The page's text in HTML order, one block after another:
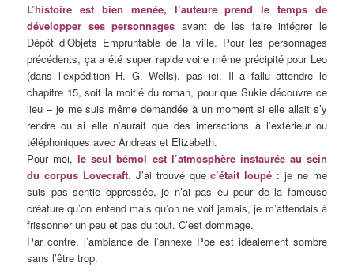
L’histoire est bien menée, l’auteure prend le temps de
développer ses personnages avant de les faire intégrer le
Dépôt d’Objets Empruntable de la ville. Pour les personnages
précédents, ça a été super rapide voire même précipité pour Leo
(dans l’expédition H. G. Wells), pas ici. Il a fallu attendre le
chapitre 15, soit la moitié du roman, pour que Sukie découvre ce
lieu – je me suis même demandée à un moment si elle allait s’y
rendre ou si elle n’aurait que des interactions à l’extérieur ou
téléphoniques avec Andreas et Elizabeth.
Pour moi,le seul bémol est l’atmosphère instaurée au sein
du corpus Lovecraft. J’ai trouvé quec’était loupé : je ne me
suis pas sentie oppressée, je n’ai pas eu peur de la fameuse
créature qu’on entend mais qu’on ne voit jamais, je m’attendais à
frissonner un peu et pas du tout. C’est dommage.
Par contre, l’ambiance de l’annexe Poe est idéalement sombre
sans l’être trop.